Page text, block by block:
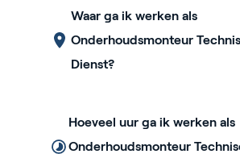
Waar ga ik werken als
Onderhoudsmonteur
Dienst?
Hoeveel uur ga ik werken als
Onderhoudsmonteur